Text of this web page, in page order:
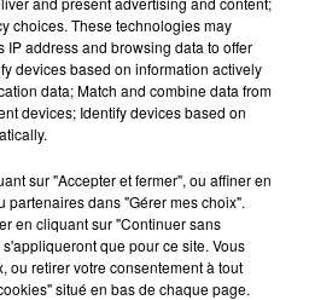
Aston Martin, les deux
Le pilote néo-zélandais
du meilleur chrono
#38.Impossible, pour
sérieusement le podium
se déroule, précisons-le,
pour les concurrents
de milliers de spectateurs
du circuit.
choices. These technologies may
address and browsing data to offer
devices based on information actively
data; Match and combine data from
devices; Identify devices based on
sur "Accepter et fermer", ou affiner en
partenaires dans "Gérer mes choix".
en cliquant sur "Continuer sans
que pour ce site. Vous
ou retirer votre consentement à tout
situé en bas de chaque page.